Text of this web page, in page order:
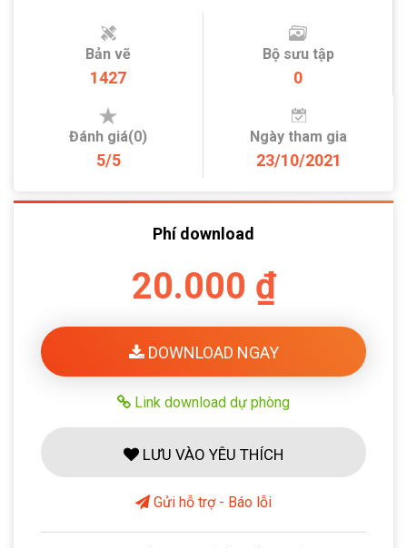
Bản vẽ
1427
Bộ sưu tập
0
Đánh giá(0)
5/5
Ngày tham gia
23/10/2021
Phí download
20.000 ₫
DOWNLOAD NGAY
Link download dự phòng
LƯU VÀO YÊU THÍCH
Gửi hỗ trợ - Báo lỗi